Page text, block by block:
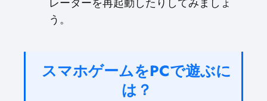
う。
スマホゲームをPCで遊ぶに
は？